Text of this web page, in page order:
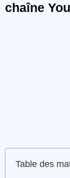
chaîne
Table des